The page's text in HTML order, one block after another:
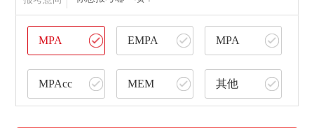
MPA EMPA MPA
MPAcc MEM 其他